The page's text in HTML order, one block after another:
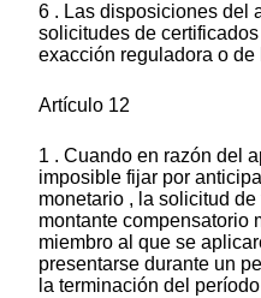
6 . Las disposiciones del
solicitudes de
exacción reguladora o de
Artículo 12
1 . Cuando en razón del
imposible fijar por
monetario , la solicitud
montante compensatorio
miembro al que se
presentarse durante un
la terminación del